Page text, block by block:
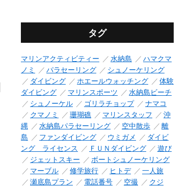
タグ
マリンアクティビティー 水納島
ハマクマ
ノミ
パラセーリング
シュノーケリング
ダイビング
ホエールウォッチング
体験
ダイビング
マリンスポーツ
水納島ビーチ
シュノーケル
ゴリラチョップ
ナマコ
クマノミ
珊瑚礁 マリンスタッフ
沖
縄
水納島パラセーリング 空中散歩
離
島
ファンダイビング ウミガメ
ダイビ
ング ライセンス
ＦＵＮダイビング
遊び
ジェットスキー
ボートシュノーケリング
マーブル
修学旅行 ヒトデ
一人旅
瀬底島プラン
電話番号 空撮
クジ